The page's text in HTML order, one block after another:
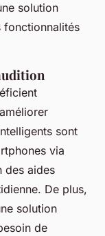
solution
fonctionnalités
sont
via
des aides
De plus,
solution
de